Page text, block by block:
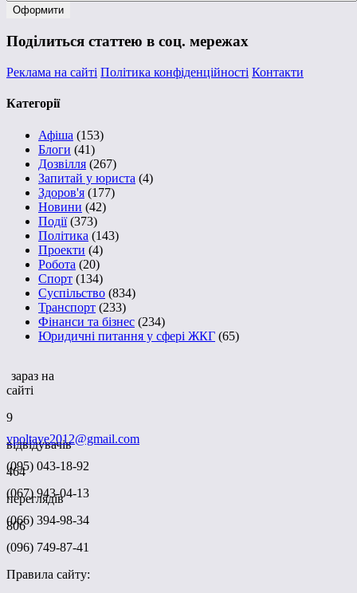
Поділиться статтею в соц. мережах
Реклама на сайті Політика конфіденційності Контакти
Категорії
Афіша (153)
Блоги (41)
Дозвілля (267)
Запитай у юриста (4)
Здоров'я (177)
Новини (42)
Події(373)
Політика (143)
Проекти (4)
Робота (20)
Спорт (134)
Суспільство (834)
Транспорт (233)
Фінанси та бізнес (234)
Юридичні питання у сфері ЖКГ (65)
зараз на
сайті
9
відвідувачів
464
переглядів
806
vpoltave2012@gmail.com
(095) 043-18-92
(067) 943-04-13
(066) 394-98-34
(096) 749-87-41
Правила сайту: